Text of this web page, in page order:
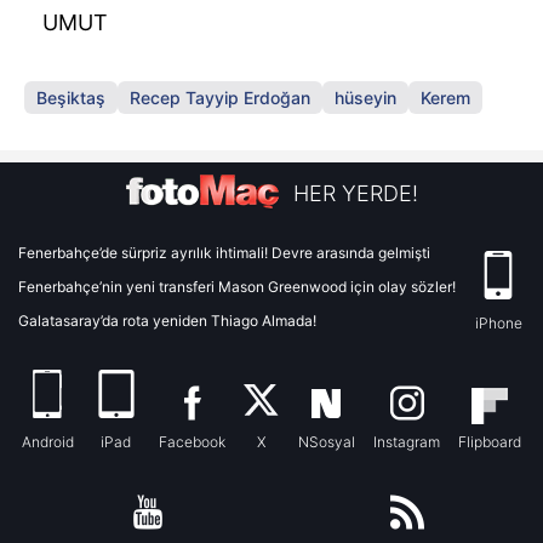
UMUT
Beşiktaş Recep Tayyip Erdoğan hüseyin Kerem
HER YERDE!
Fenerbahçe’de sürpriz ayrılık ihtimali! Devre arasında gelmişti
Fenerbahçe’nin yeni transferi Mason Greenwood için olay sözler!
Galatasaray’da rota yeniden Thiago Almada!
iPhone
Android iPad Facebook X NSosyal Instagram Flipboard